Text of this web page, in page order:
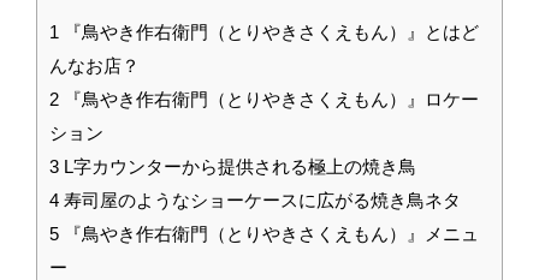
1 『鳥やき作右衛門（とりやきさくえもん）』とはど
んなお店？
2 『鳥やき作右衛門（とりやきさくえもん）』ロケー
ション
3 L字カウンターから提供される極上の焼き鳥
4 寿司屋のようなショーケースに広がる焼き鳥ネタ
5 『鳥やき作右衛門（とりやきさくえもん）』メニュ
ー